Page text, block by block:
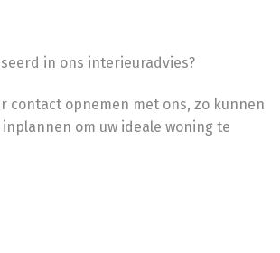
in ons interieuradvies?
contact opnemen met ons, zo kunnen
om uw ideale woning te